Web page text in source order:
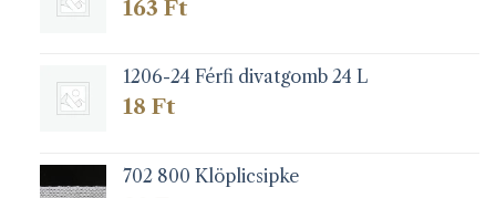
163 Ft
1206-24 Férfi divatgomb 24 L
18 Ft
702 800 Klöplicsipke